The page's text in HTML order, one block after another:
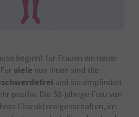
beginnt für Frauen ein neuer
viele von ihnen sind die
und sie empfinden
positiv. Die 50-jährige Frau von
Charaktereigenschaften, im